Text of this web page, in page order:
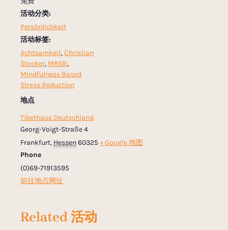
活动分类:
Persönlichkeit
活动标签:
Achtsamkeit,Christian
Stocker, MBSR,
Mindfulness Based
Stress Reduction
地点
Tibethaus Deutschland
Georg-Voigt-Straße 4
Frankfurt,Hessen60325 + Google 地图
Phone
(0)69-71913595
前往地点网址
Related 活动